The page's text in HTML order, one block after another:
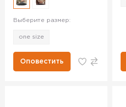
Выберите размер:
one size
Оповестить